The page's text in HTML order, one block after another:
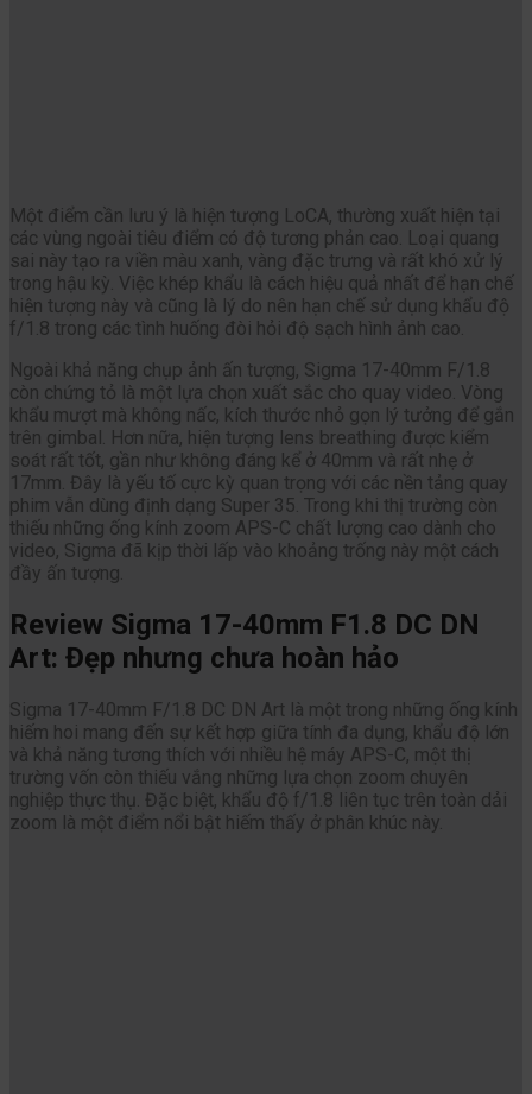
Một điểm cần lưu ý là hiện tượng LoCA, thường xuất hiện tại
các vùng ngoài tiêu điểm có độ tương phản cao. Loại quang
sai này tạo ra viền màu xanh, vàng đặc trưng và rất khó xử lý
trong hậu kỳ. Việc khép khẩu là cách hiệu quả nhất để hạn chế
hiện tượng này và cũng là lý do nên hạn chế sử dụng khẩu độ
f/1.8 trong các tình huống đòi hỏi độ sạch hình ảnh cao.
Ngoài khả năng chụp ảnh ấn tượng, Sigma 17-40mm F/1.8
còn chứng tỏ là một lựa chọn xuất sắc cho quay video. Vòng
khẩu mượt mà không nấc, kích thước nhỏ gọn lý tưởng để gắn
trên gimbal. Hơn nữa, hiện tượng lens breathing được kiểm
soát rất tốt, gần như không đáng kể ở 40mm và rất nhẹ ở
17mm. Đây là yếu tố cực kỳ quan trọng với các nền tảng quay
phim vẫn dùng định dạng Super 35. Trong khi thị trường còn
thiếu những ống kính zoom APS-C chất lượng cao dành cho
video, Sigma đã kịp thời lấp vào khoảng trống này một cách
đầy ấn tượng.
Review Sigma 17-40mm F1.8 DC DN
Art: Đẹp nhưng chưa hoàn hảo
Sigma 17-40mm F/1.8 DC DN Art là một trong những ống kính
hiếm hoi mang đến sự kết hợp giữa tính đa dụng, khẩu độ lớn
và khả năng tương thích với nhiều hệ máy APS-C, một thị
trường vốn còn thiếu vắng những lựa chọn zoom chuyên
nghiệp thực thụ. Đặc biệt, khẩu độ f/1.8 liên tục trên toàn dải
zoom là một điểm nổi bật hiếm thấy ở phân khúc này.